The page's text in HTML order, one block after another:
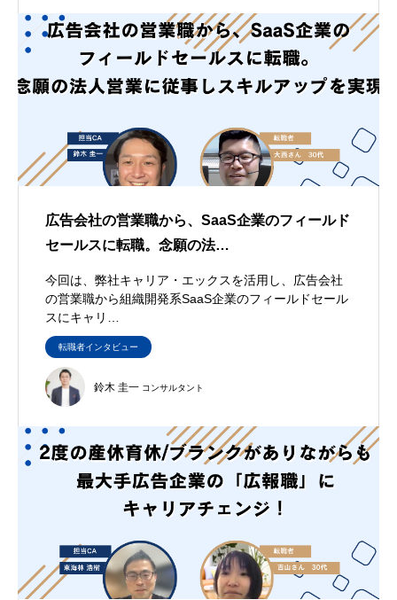
広告会社の営業職から、SaaS企業のフィールド
セールスに転職。念願の法…
今回は、弊社キャリア・エックスを活用し、広告会社
の営業職から組織開発系SaaS企業のフィールドセール
スにキャリ…
転職者インタビュー
鈴木 圭一 コンサルタント